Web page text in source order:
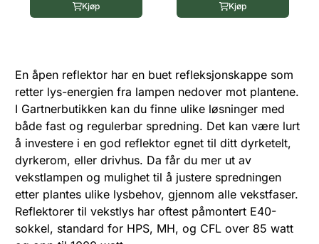
Kjøp Kjøp
En åpen reflektor har en buet refleksjonskappe som
retter lys-energien fra lampen nedover mot plantene.
I Gartnerbutikken kan du finne ulike løsninger med
både fast og regulerbar spredning. Det kan være lurt
å investere i en god reflektor egnet til ditt dyrketelt,
dyrkerom, eller drivhus. Da får du mer ut av
vekstlampen og mulighet til å justere spredningen
etter plantes ulike lysbehov, gjennom alle vekstfaser.
Reflektorer til vekstlys har oftest påmontert E40-
sokkel, standard for HPS, MH, og CFL over 85 watt